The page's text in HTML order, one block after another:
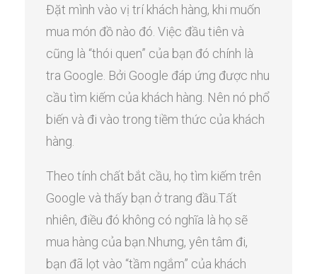
Đặt mình vào vị trí khách hàng, khi muốn
mua món đồ nào đó. Việc đầu tiên và
cũng là “thói quen” của bạn đó chính là
tra Google. Bởi Google đáp ứng được nhu
cầu tìm kiếm của khách hàng. Nên nó phổ
biến và đi vào trong tiềm thức của khách
hàng.
Theo tính chất bắt cầu, họ tìm kiếm trên
Google và thấy bạn ở trang đầu.Tất
nhiên, điều đó không có nghĩa là họ sẽ
mua hàng của bạn.Nhưng, yên tâm đi,
bạn đã lọt vào “tầm ngắm” của khách